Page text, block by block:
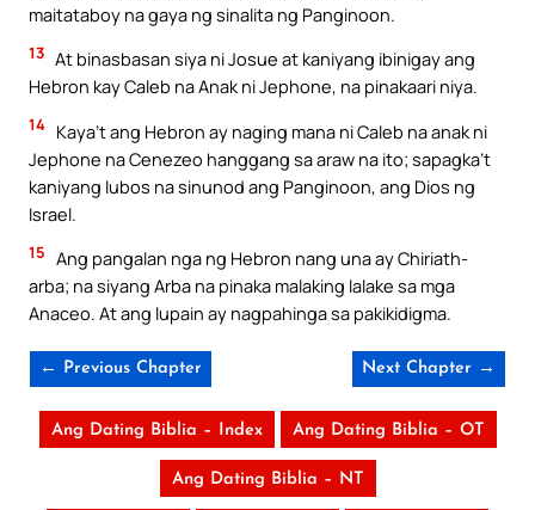
maitataboy na gaya ng sinalita ng Panginoon.
13 At binasbasan siya ni Josue at kaniyang ibinigay ang
Hebron kay Caleb na Anak ni Jephone, na pinakaari niya.
14 Kaya’t ang Hebron ay naging mana ni Caleb na anak ni
Jephone na Cenezeo hanggang sa araw na ito; sapagka’t
kaniyang lubos na sinunod ang Panginoon, ang Dios ng
Israel.
15 Ang pangalan nga ng Hebron nang una ay Chiriath-
arba; na siyang Arba na pinaka malaking lalake sa mga
Anaceo. At ang lupain ay nagpahinga sa pakikidigma.
← Previous Chapter Next Chapter →
Ang Dating Biblia – Index Ang Dating Biblia – OT
Ang Dating Biblia – NT